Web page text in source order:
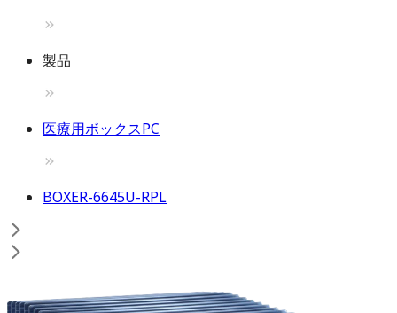
製品
医療用ボックスPC
BOXER-6645U-RPL